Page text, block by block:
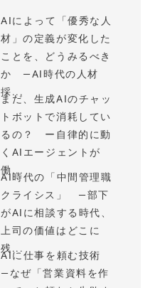
AIによって「優秀な人
材」の定義が変化した
ことを、どうみるべき
か —AI時代の人材
採...
まだ、生成AIのチャッ
トボットで消耗してい
るの？ ー自律的に動
くAIエージェントが
働...
AI時代の「中間管理職
クライシス」 —部下
がAIに相談する時代、
上司の価値はどこに
残...
AIに仕事を頼む技術
—なぜ「営業資料を作